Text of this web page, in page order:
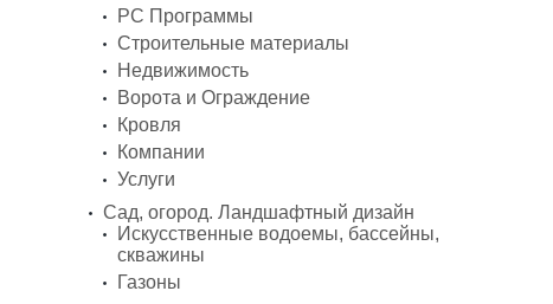
PC Программы
Строительные материалы
Недвижимость
Ворота и Ограждение
Кровля
Компании
Услуги
Сад, огород. Ландшафтный дизайн
Искусственные водоемы, бассейны,
скважины
Газоны